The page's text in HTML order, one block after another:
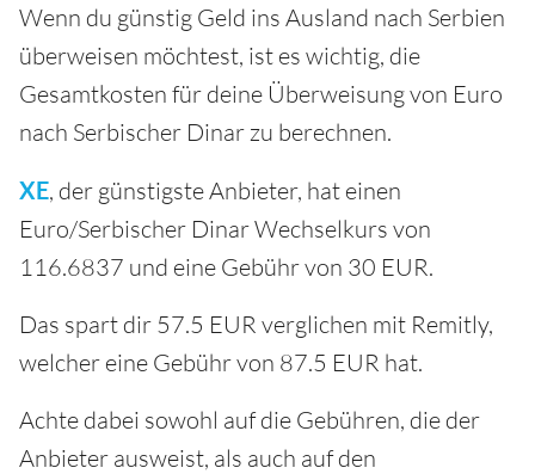
Wenn du günstig Geld ins Ausland nach Serbien
überweisen möchtest, ist es wichtig, die
Gesamtkosten für deine Überweisung von Euro
nach Serbischer Dinar zu berechnen.
XE, der günstigste Anbieter, hat einen
Euro/Serbischer Dinar Wechselkurs von
116.6837 und eine Gebühr von 30 EUR.
Das spart dir 57.5 EUR verglichen mit Remitly,
welcher eine Gebühr von 87.5 EUR hat.
Achte dabei sowohl auf die Gebühren, die der
Anbieter ausweist, als auch auf den